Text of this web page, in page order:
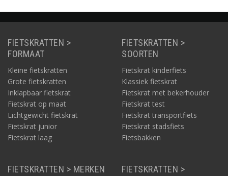
FIETSKRATTEN >
FORMAAT
Kleine fietskratten
Grote fietskratten
Inklapbaar fietskrat
Fietskrat op maat
Lichtgewicht fietskrat
Fietskrat junior
Fietskrat laag
FIETSKRATTEN >
SOORTEN
Fietskrat kinderfiets
Klassiek fietskrat
Fietskrat met bekerhouder
Fietskrat test
Fietskrat transportfiets
Fietskrat stadsfiets
Fietsbakken
FIETSKRATTEN > MERKEN
FIETSKRATTEN >